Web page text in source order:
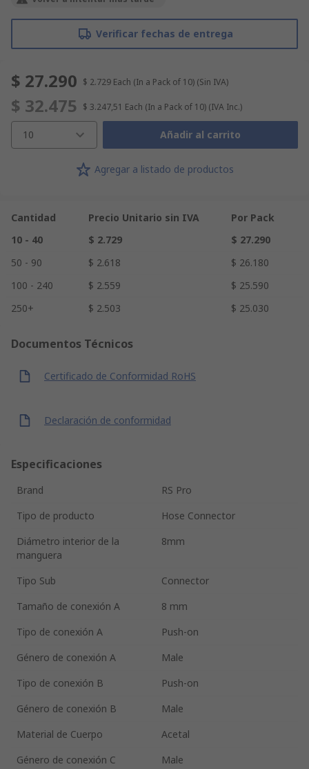
Verificar fechas de entrega
$ 27.290 $ 2.729 Each (In a Pack of 10) (Sin IVA)
$ 32.475 $ 3.247,51 Each (In a Pack of 10) (IVA Inc.)
10 Añadir al carrito
Agregar a listado de productos
Cantidad Precio Unitario sin IVA
Por Pack
10 - 40
$ 2.729
$ 27.290
50 - 90
$ 2.618
$ 26.180
100 - 240
$ 2.559
$ 25.590
250+
$ 2.503 $ 25.030
Documentos Técnicos
Certificado de Conformidad RoHS
Declaración de conformidad
Especificaciones
Brand
RS Pro
Tipo de producto
Hose Connector
Diámetro interior de la
manguera
8mm
Tipo Sub
Connector
Tamaño de conexión A
8 mm
Tipo de conexión A
Push-on
Género de conexión A
Male
Tipo de conexión B
Push-on
Género de conexión B
Male
Material de Cuerpo
Acetal
Género de conexión C
Male